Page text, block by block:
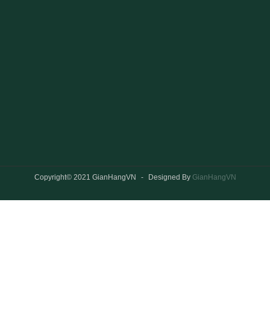
Copyright© 2021 GianHangVN - Designed By GianHangVN